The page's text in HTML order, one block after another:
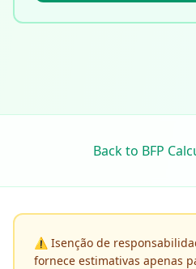
Back to BFP
⚠️ Isenção de
fornece estimativas apenas